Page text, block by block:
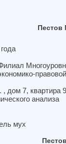
Пестов
правовой
дом 7, квартира
анализа
мух